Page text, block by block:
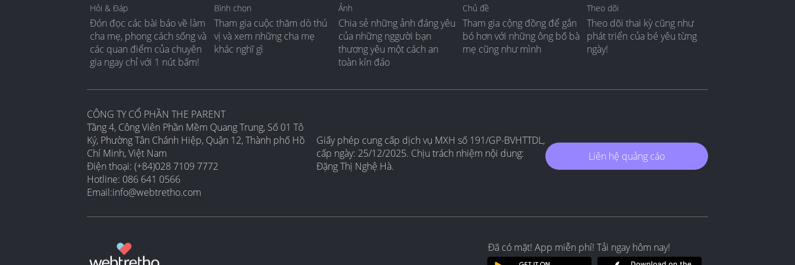
Hỏi & Đáp
Đón đọc các bài báo về làm
cha mẹ, phong cách sống và
các quan điểm của chuyên
gia ngay chỉ với 1 nút bấm!
Bình chọn
Tham gia cuộc thăm dò thú
vị và xem những cha mẹ
khác nghĩ gì
Ảnh
Chia sẻ những ảnh đáng yêu
của những nggười bạn
thương yêu một cách an
toàn kín đáo
Chủ đề
Tham gia cộng đồng để gắn
bó hơn với những ông bố bà
mẹ cũng như mình
Theo dõi
Theo dõi thai kỳ cũng như
phát triển của bé yêu từng
ngày!
CÔNG TY CỔ PHẦN THE PARENT
Tầng 4, Công Viên Phần Mềm Quang Trung, Số 01 Tô
Ký, Phường Tân Chánh Hiệp, Quận 12, Thành phố Hồ
Chí Minh, Việt Nam
Điện thoại: (+84)028 7109 7772
Hotline: 086 641 0566
Email:info@webtretho.com
Giấy phép cung cấp dịch vụ MXH số 191/GP-BVHTTDL,
cấp ngày: 25/12/2025. Chịu trách nhiệm nội dung:
Đặng Thị Nghệ Hà.
Liên hệ quảng cáo
Đã có mặt! App miễn phí! Tải ngay hôm nay!